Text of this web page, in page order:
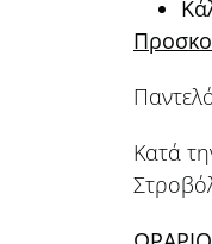
Κατά